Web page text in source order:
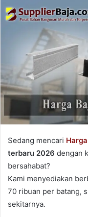
Sedang mencari
terbaru 2026 dengan
bersahabat?
Kami menyediakan
70 ribuan per batang,
sekitarnya.